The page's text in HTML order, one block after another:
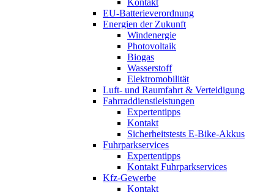
EU-Batterieverordnung
Energien der Zukunft
Windenergie
Photovoltaik
Biogas
Wasserstoff
Elektromobilität
Luft- und Raumfahrt & Verteidigung
Fahrraddienstleistungen
Expertentipps
Kontakt
Sicherheitstests E-Bike-Akkus
Fuhrparkservices
Expertentipps
Kontakt Fuhrparkservices
Kfz-Gewerbe
Kontakt